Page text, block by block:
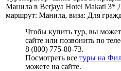
Манила в Berjaya Hotel Makati 3*
маршрут: Манила, виза: Для
Чтобы купить тур, вы
сайте или позвонить по
8 (800) 775-80-73.
Посмотреть все туры на
можете на сайте.